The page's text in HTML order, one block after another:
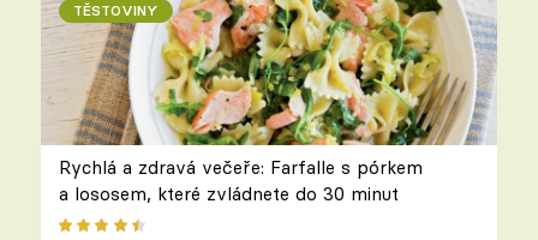
TĚSTOVINY
Rychlá a zdravá večeře: Farfalle s pórkem
a lososem, které zvládnete do 30 minut